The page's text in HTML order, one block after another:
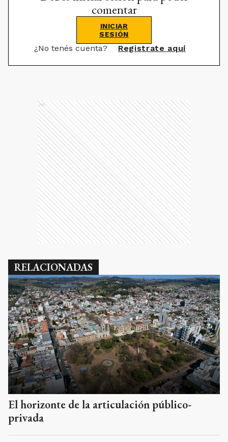
comentar
INICIAR
SESIÓN
¿No tenés cuenta? Registrate aquí
Ads
RELACIONADAS
El horizonte de la articulación público-
privada